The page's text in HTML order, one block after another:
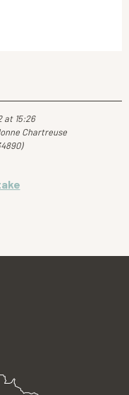
at 15:26
Chartreuse
)